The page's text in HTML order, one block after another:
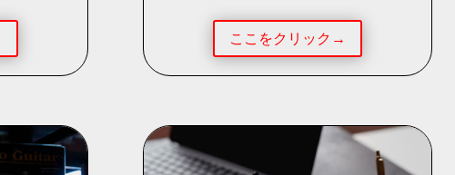
ここをクリック→